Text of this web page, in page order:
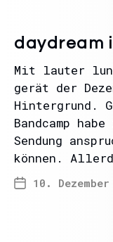
daydream
Mit lauter
gerät der
Hintergrund.
Bandcamp
Sendung
können.
10.